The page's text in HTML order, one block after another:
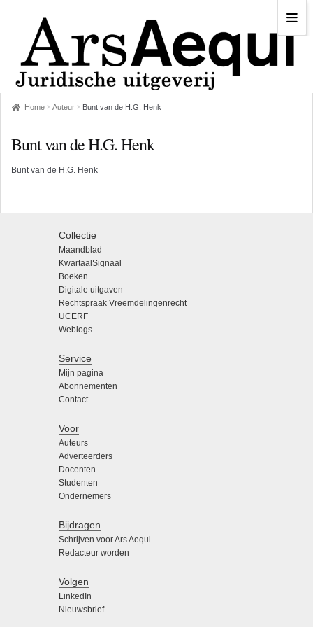
Home Auteur Bunt van de H.G. Henk
Bunt van de H.G. Henk
Bunt van de H.G. Henk
Collectie
Maandblad
KwartaalSignaal
Boeken
Digitale uitgaven
Rechtspraak Vreemdelingenrecht
UCERF
Weblogs
Service
Mijn pagina
Abonnementen
Contact
Voor
Auteurs
Adverteerders
Docenten
Studenten
Ondernemers
Bijdragen
Schrijven voor Ars Aequi
Redacteur worden
Volgen
LinkedIn
Nieuwsbrief